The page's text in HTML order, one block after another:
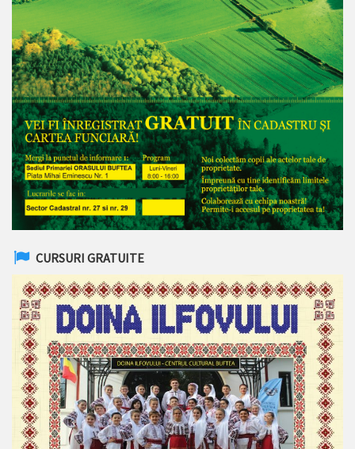
CURSURI GRATUITE